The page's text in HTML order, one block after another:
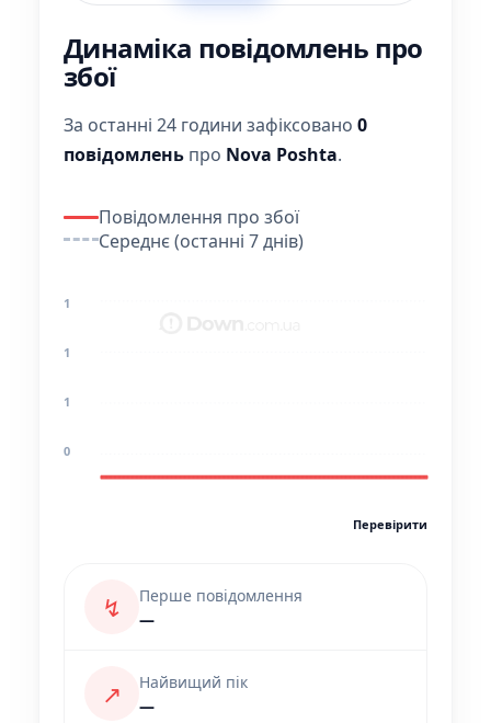
Динаміка повідомлень про
збої
За останні 24 години зафіксовано 0
повідомлень про Nova Poshta.
Повідомлення про збої
Середнє (останні 7 днів)
1
1
1
0
Перевірити
↯
Перше повідомлення
—
↗
Найвищий пік
—